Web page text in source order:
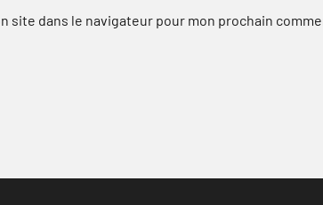
site dans le navigateur pour mon prochain